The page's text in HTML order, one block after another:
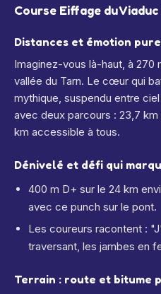
Course Eiffage du
Distances et émotion pure
Imaginez-vous là-haut, à 270
vallée du Tarn. Le cœur qui
mythique, suspendu entre
avec deux parcours : 23,7 km
km accessible à tous.
Dénivelé et défi qui
400 m D+ sur le 24 km
avec ce punch sur le pont.
Les coureurs racontent :
traversant, les jambes en
Terrain : route et bitume